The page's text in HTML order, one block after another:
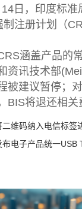
日，印度标准
制注册计划（
涵盖产品的
资讯技术部
被建议暂停；
BIS将退还相关
二维码纳入电信标签
布电子产品统一USB